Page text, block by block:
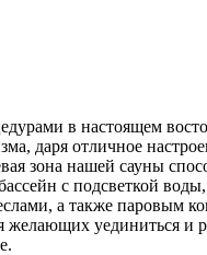
в настоящем
даря отличное
зона нашей сауны
с подсветкой
а также паровым
уединиться и